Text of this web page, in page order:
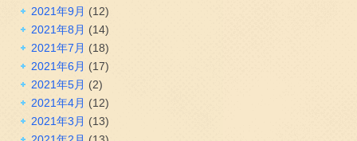
2021年9月 (12)
2021年8月 (14)
2021年7月 (18)
2021年6月 (17)
2021年5月 (2)
2021年4月 (12)
2021年3月 (13)